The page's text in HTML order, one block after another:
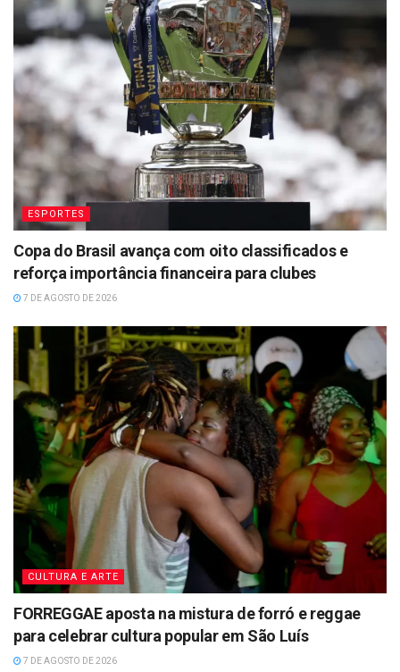
ESPORTES
Copa do Brasil avança com oito classificados e
reforça importância financeira para clubes
7 DE AGOSTO DE 2026
CULTURA E ARTE
FORREGGAE aposta na mistura de forró e reggae
para celebrar cultura popular em São Luís
7 DE AGOSTO DE 2026